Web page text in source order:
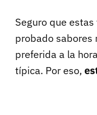
Seguro que
probado sabores
preferida a la
típica. Por eso,